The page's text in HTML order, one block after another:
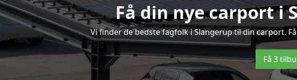
Få din nye carport i
Vi finder de bedste fagfolk i Slangerup til din carport.
Få 3